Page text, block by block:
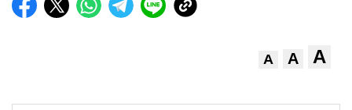
A A A